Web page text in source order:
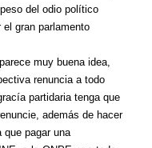
del odio político
gran parlamento
muy buena idea,
renuncia a todo
partidaria tenga que
además de hacer
que pagar una